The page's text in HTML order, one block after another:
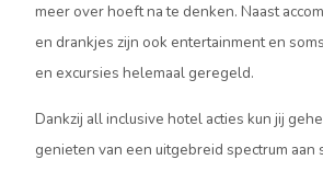
meer over hoeft na te denken. Naast
en drankjes zijn ook entertainment en
en excursies helemaal geregeld.
Dankzij all inclusive hotel acties kun jij
genieten van een uitgebreid spectrum aan